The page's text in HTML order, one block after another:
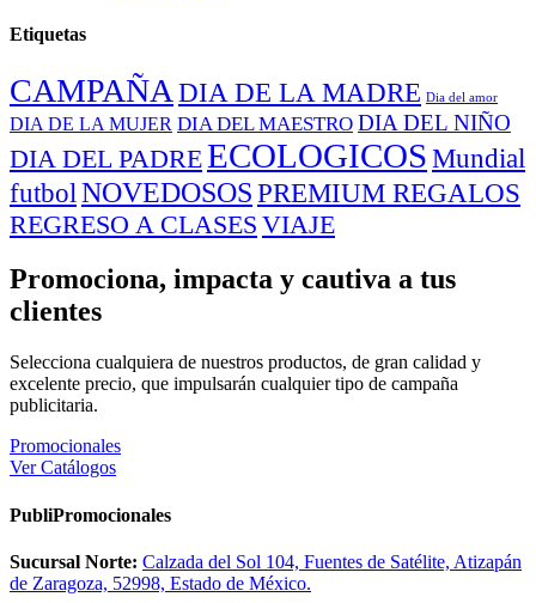
Etiquetas
CAMPAÑA DIA DE LA MADRE Dia del amor
DIA DE LA MUJER DIA DEL MAESTRO DIA DEL NIÑO
DIA DEL PADREECOLOGICOS Mundial
futbol NOVEDOSOSPREMIUM REGALOS
REGRESO A CLASES VIAJE
Promociona, impacta y cautiva a tus
clientes
Selecciona cualquiera de nuestros productos, de gran calidad y
excelente precio, que impulsarán cualquier tipo de campaña
publicitaria.
Promocionales
Ver Catálogos
PubliPromocionales
Sucursal Norte: Calzada del Sol 104, Fuentes de Satélite, Atizapán
de Zaragoza, 52998, Estado de México.